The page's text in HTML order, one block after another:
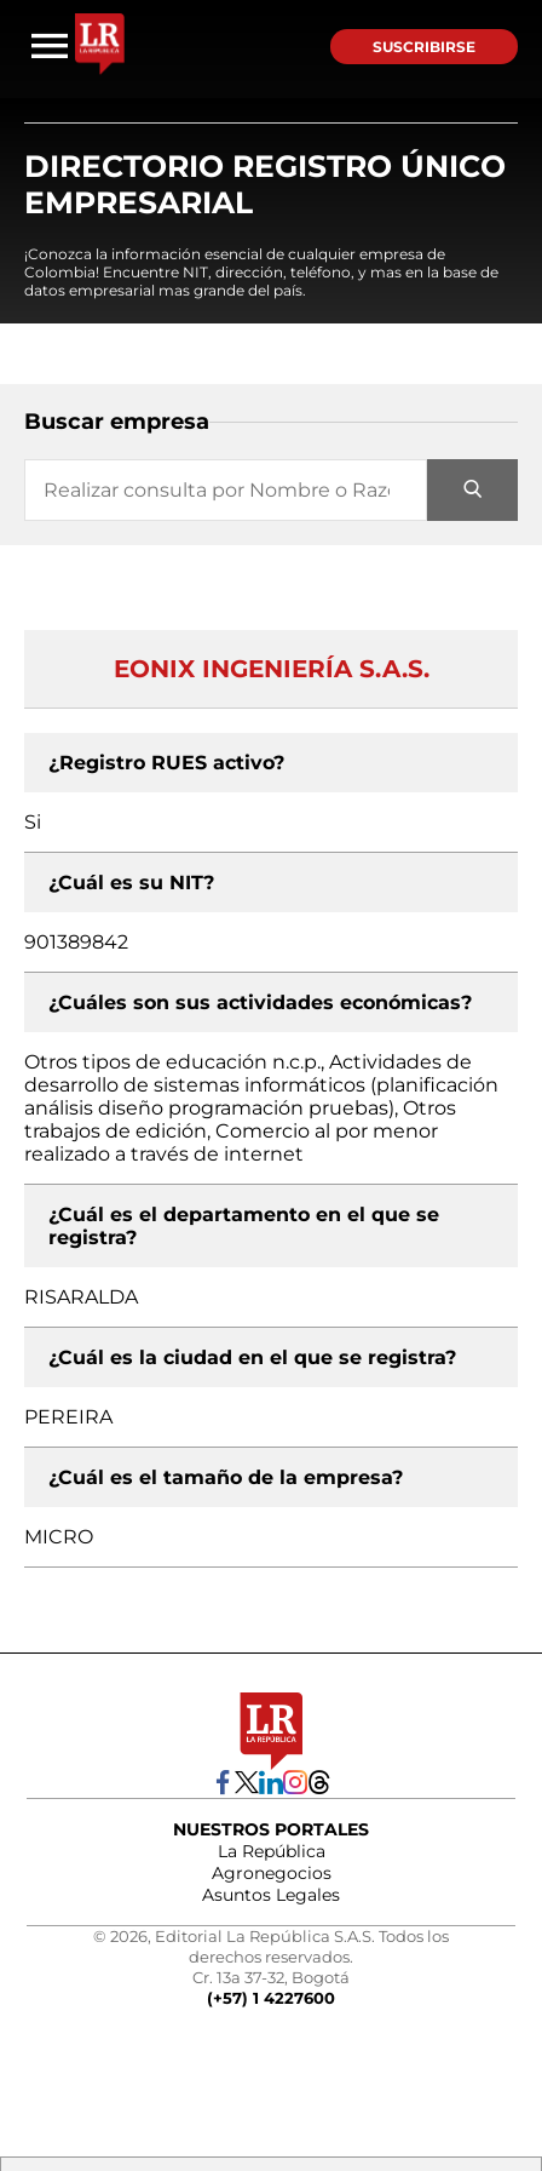
SUSCRIBIRSE
DIRECTORIO REGISTRO ÚNICO
EMPRESARIAL
¡Conozca la información esencial de cualquier empresa de
Colombia! Encuentre NIT, dirección, teléfono, y mas en la base de
datos empresarial mas grande del país.
Buscar empresa
EONIX INGENIERÍA S.A.S.
¿Registro RUES activo?
Si
¿Cuál es su NIT?
901389842
¿Cuáles son sus actividades económicas?
Otros tipos de educación n.c.p., Actividades de
desarrollo de sistemas informáticos (planificación
análisis diseño programación pruebas), Otros
trabajos de edición, Comercio al por menor
realizado a través de internet
¿Cuál es el departamento en el que se
registra?
RISARALDA
¿Cuál es la ciudad en el que se registra?
PEREIRA
¿Cuál es el tamaño de la empresa?
MICRO
NUESTROS PORTALES
La República
Agronegocios
Asuntos Legales
© 2026, Editorial La República S.A.S. Todos los
derechos reservados.
Cr. 13a 37-32, Bogotá
(+57) 1 4227600